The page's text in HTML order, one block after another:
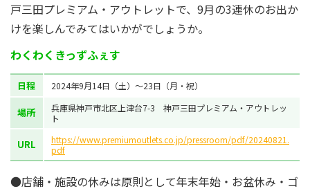
戸三田プレミアム・アウトレットで、9月の3連休のお出か
けを楽しんでみてはいかがでしょうか。
わくわくきっずふぇす
日程 2024年9月14日（土）～23日（月・祝）
場所
兵庫県神戸市北区上津台7-3 神戸三田プレミアム・アウトレッ
ト
URL
https://www.premiumoutlets.co.jp/pressroom/pdf/20240821.
pdf
●店舗・施設の休みは原則として年末年始・お盆休み・ゴ